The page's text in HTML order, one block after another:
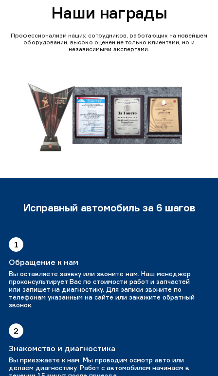
Наши награды
Профессионализм наших сотрудников, работающих на новейшем
оборудовании, высоко оценен не только клиентами, но и
независимыми экспертами.
Исправный автомобиль за 6 шагов
1
Обращение к нам
Вы оставляете заявку или звоните нам. Наш менеджер
проконсультирует Вас по стоимости работ и запчастей
или запишет на диагностику. Для записи звоните по
телефонам указанным на сайте или закажите обратный
звонок.
2
Знакомство и диагностика
Вы приезжаете к нам. Мы проводим осмотр авто или
делаем диагностику. Работ с автомобилем начинаем в